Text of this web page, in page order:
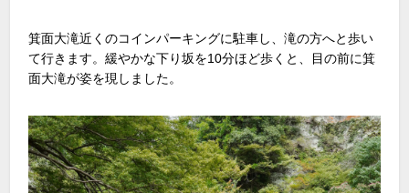
箕面大滝近くのコインパーキングに駐車し、滝の方へと歩い
て行きます。緩やかな下り坂を10分ほど歩くと、目の前に箕
面大滝が姿を現しました。